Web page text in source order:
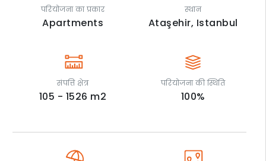
परियोजना का प्रकार
Apartments
स्थान
Ataşehir, Istanbul
संपत्ति क्षेत्र
105 - 1526 m2
परियोजना की स्थिति
100%